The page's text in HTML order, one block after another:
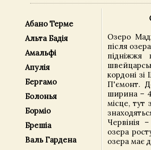
Абано Терме
Альта Бадія
Амальфі
Апулія
Бергамо
Болонья
Борміо
Брешіа
Валь Гардена
Озеро
після
підніжжя
кордоні зі
П'ємонт.
ширина –
місце, тут
Червінія
озера
озера має